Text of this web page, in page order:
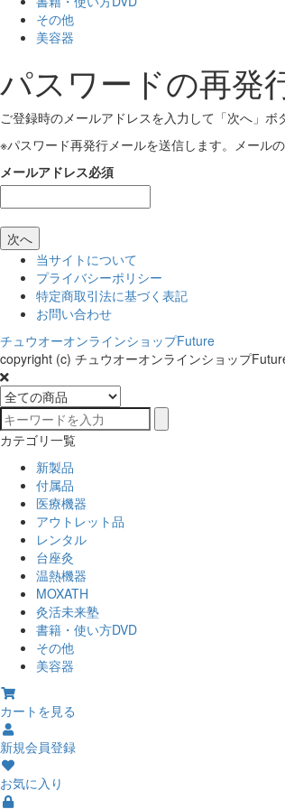
その他
美容器
パスワードの再発
ご登録時のメールアドレスを入力して「次へ」ボ
※パスワード再発行メールを送信します。メール
メールアドレス必須
次へ
当サイトについて
プライバシーポリシー
特定商取引法に基づく表記
お問い合わせ
チュウオーオンラインショップFuture
copyright (c) チュウオーオンラインショップ
カテゴリ一覧
新製品
付属品
医療機器
アウトレット品
レンタル
台座灸
温熱機器
MOXATH
灸活未来塾
書籍・使い方DVD
その他
美容器
カートを見る
新規会員登録
お気に入り